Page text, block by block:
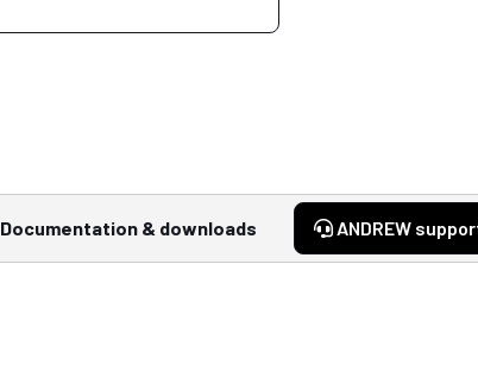
Documentation & downloads ANDREW